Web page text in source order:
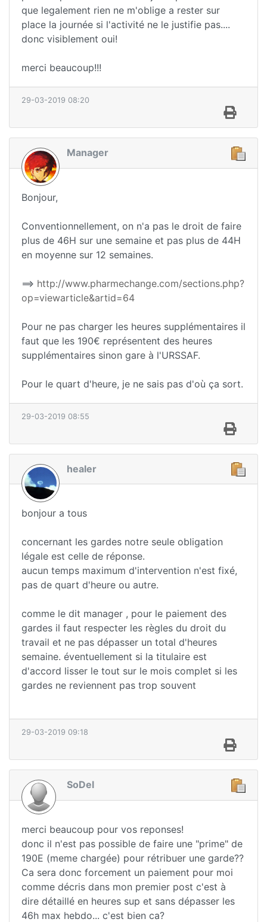
que legalement rien ne m'oblige a rester sur
place la journée si l'activité ne le justifie pas....
donc visiblement oui!
merci beaucoup!!!
29-03-2019 08:20
Manager
Bonjour,
Conventionnellement, on n'a pas le droit de faire
plus de 46H sur une semaine et pas plus de 44H
en moyenne sur 12 semaines.
==> http://www.pharmechange.com/sections.php?
op=viewarticle&artid=64
Pour ne pas charger les heures supplémentaires il
faut que les 190€ représentent des heures
supplémentaires sinon gare à l'URSSAF.
Pour le quart d'heure, je ne sais pas d'où ça sort.
29-03-2019 08:55
healer
bonjour a tous
concernant les gardes notre seule obligation
légale est celle de réponse.
aucun temps maximum d'intervention n'est fixé,
pas de quart d'heure ou autre.
comme le dit manager , pour le paiement des
gardes il faut respecter les règles du droit du
travail et ne pas dépasser un total d'heures
semaine. éventuellement si la titulaire est
d'accord lisser le tout sur le mois complet si les
gardes ne reviennent pas trop souvent
29-03-2019 09:18
SoDel
merci beaucoup pour vos reponses!
donc il n'est pas possible de faire une "prime" de
190E (meme chargée) pour rétribuer une garde??
Ca sera donc forcement un paiement pour moi
comme décris dans mon premier post c'est à
dire détaillé en heures sup et sans dépasser les
46h max hebdo... c'est bien ca?